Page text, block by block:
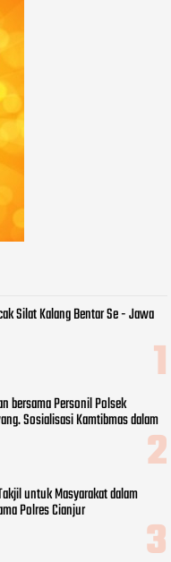
Silat Kalang Bentar Se - Jawa
bersama Personil Polsek
Sosialisasi Kamtibmas dalam
untuk Masyarakat dalam
Polres Cianjur